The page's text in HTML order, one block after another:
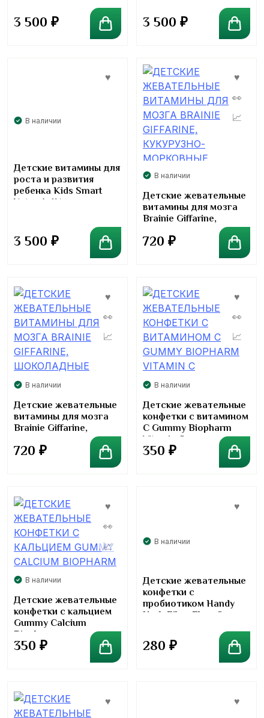
3 500 ₽ 3 500 ₽
В наличии
Детские витамины для
роста и развития
ребенка Kids Smart
Nature`s Way
3 500 ₽
В наличии
Детские жевательные
витамины для мозга
Brainie Giffarine,
кукурузно-морковные
720 ₽
В наличии
Детские жевательные
витамины для мозга
Brainie Giffarine,
720 ₽
В наличии
Детские жевательные
конфетки с витамином
C Gummy Biopharm
Vitamin C
350 ₽
В наличии
Детские жевательные
конфетки с кальцием
Gummy Calcium
Biopharm
350 ₽
В наличии
Детские жевательные
конфетки с
пробиотиком Handy
Herb Fiber Flow Gummy
280 ₽